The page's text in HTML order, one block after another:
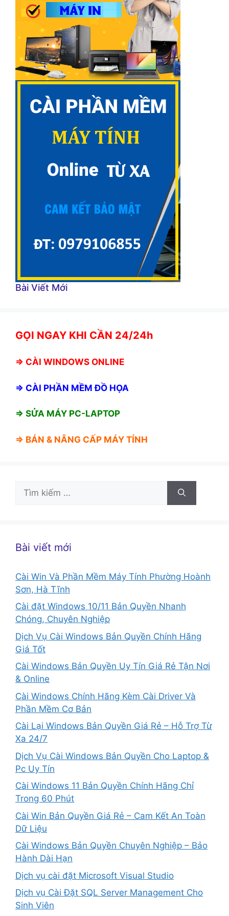
Bài Viết Mới
GỌI NGAY KHI CẦN 24/24h
⇒ CÀI WINDOWS ONLINE
⇒ CÀI PHẦN MỀM ĐỒ HỌA
⇒ SỬA MÁY PC-LAPTOP
⇒ BÁN & NÂNG CẤP MÁY TÍNH
Tìm
kiếm
Bài viết mới
Cài Win Và Phần Mềm Máy Tính Phường Hoành
Sơn, Hà Tĩnh
Cài đặt Windows 10/11 Bản Quyền Nhanh
Chóng, Chuyên Nghiệp
Dịch Vụ Cài Windows Bản Quyền Chính Hãng
Giá Tốt
Cài Windows Bản Quyền Uy Tín Giá Rẻ Tận Nơi
& Online
Cài Windows Chính Hãng Kèm Cài Driver Và
Phần Mềm Cơ Bản
Cài Lại Windows Bản Quyền Giá Rẻ – Hỗ Trợ Từ
Xa 24/7
Dịch Vụ Cài Windows Bản Quyền Cho Laptop &
Pc Uy Tín
Cài Windows 11 Bản Quyền Chính Hãng Chỉ
Trong 60 Phút
Cài Win Bản Quyền Giá Rẻ – Cam Kết An Toàn
Dữ Liệu
Cài Windows Bản Quyền Chuyên Nghiệp – Bảo
Hành Dài Hạn
Dịch vụ cài đặt Microsoft Visual Studio
Dịch vụ Cài Đặt SQL Server Management Cho
Sinh Viên